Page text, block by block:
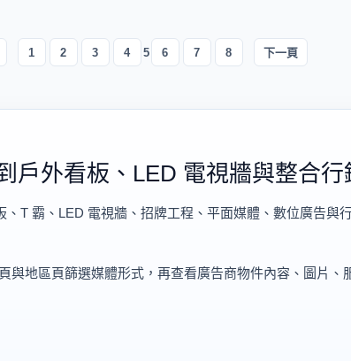
1 2 3 4 5 6 7 8 下一頁
戶外看板、LED 電視牆與整合行
T 霸、LED 電視牆、招牌工程、平面媒體、數位廣告與
地區頁篩選媒體形式，再查看廣告商物件內容、圖片